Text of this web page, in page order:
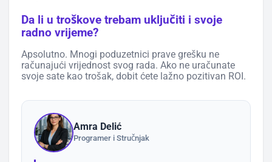
Da li u troškove trebam uključiti i svoje
radno vrijeme?
Apsolutno. Mnogi poduzetnici prave grešku ne
računajući vrijednost svog rada. Ako ne uračunate
svoje sate kao trošak, dobit ćete lažno pozitivan ROI.
Amra Delić
Programer i Stručnjak